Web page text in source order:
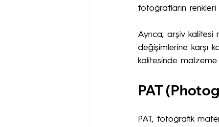
fotoğrafların
Ayrıca, arşiv kalitesi
değişimlerine karşı
kalitesinde
PAT
PAT, fotoğrafik